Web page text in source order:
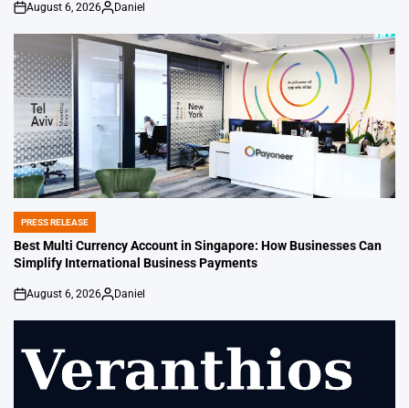
on
August 6, 2026
Posted
Daniel
POSTED
IN
PRESS RELEASE
Best Multi Currency Account in Singapore: How Businesses Can
Simplify International Business Payments
on
August 6, 2026
Posted
Daniel